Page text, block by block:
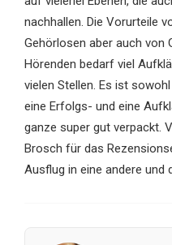
nachhallen. Die Vorurteile
Gehörlosen aber auch von
Hörenden bedarf viel
vielen Stellen. Es ist
eine Erfolgs- und eine
ganze super gut verpackt.
Brosch für das
Ausflug in eine andere und